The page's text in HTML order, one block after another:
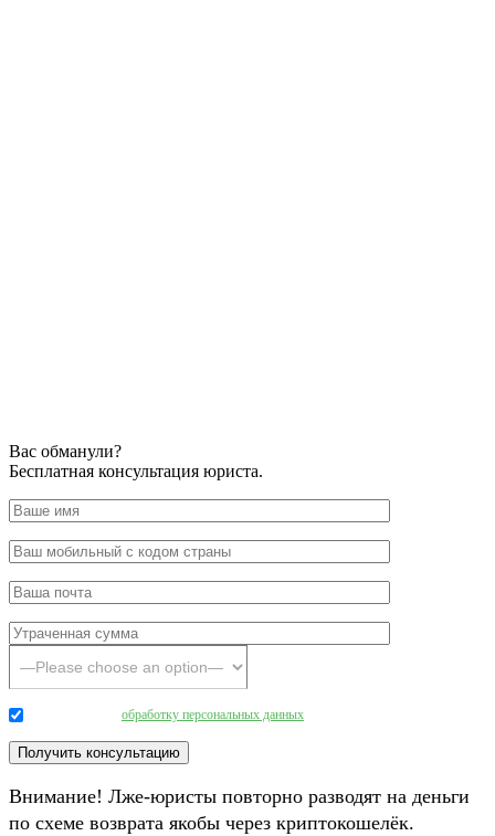
Вас обманули?
Бесплатная консультация юриста.
обработку персональных данных
Внимание! Лже-юристы повторно разводят на деньги
по схеме возврата якобы через криптокошелёк.